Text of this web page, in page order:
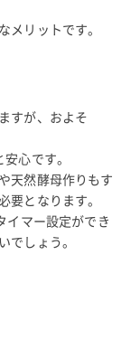
メリットです。
すが、およそ
心です。
天然酵母作りもす
要となります。
イマー設定ができ
でしょう。